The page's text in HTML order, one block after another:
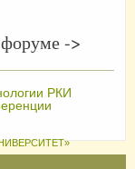
->
РКИ